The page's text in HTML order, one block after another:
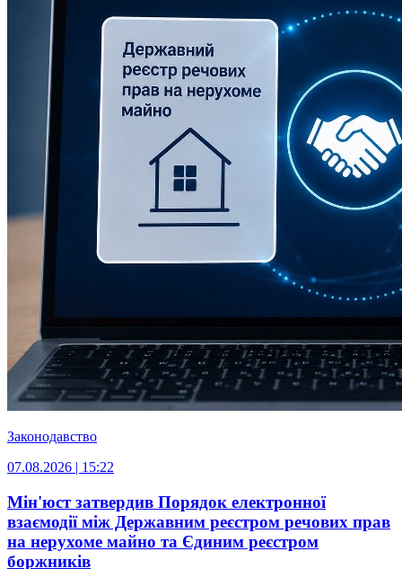
Законодавство
07.08.2026 | 15:22
Мін'юст затвердив Порядок електронної
взаємодії між Державним реєстром речових прав
на нерухоме майно та Єдиним реєстром
боржників